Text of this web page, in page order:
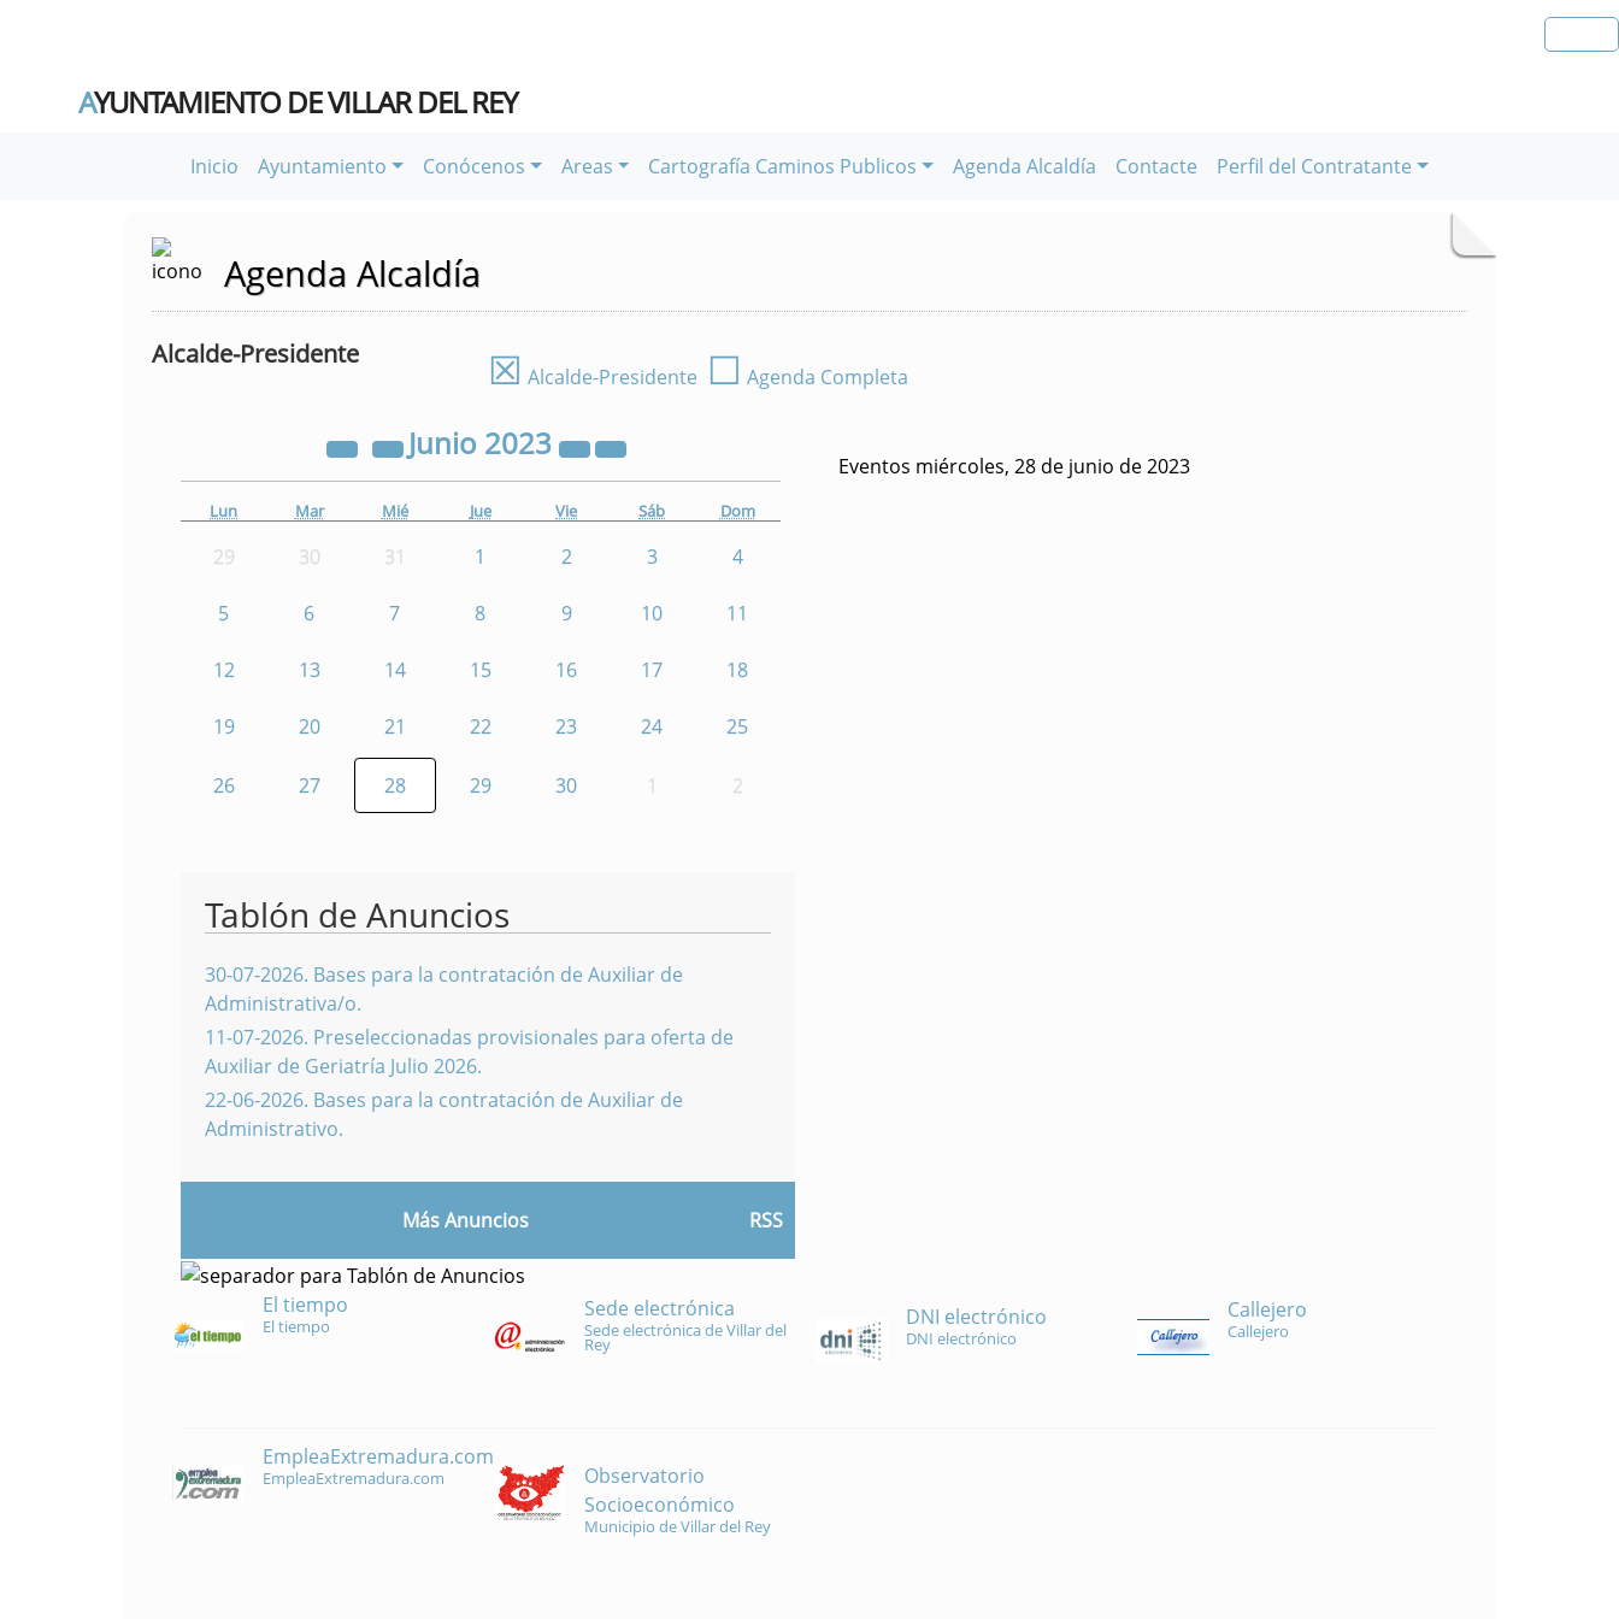
AYUNTAMIENTO DE VILLAR DEL REY
Inicio Ayuntamiento Conócenos Areas Cartografía Caminos Publicos Agenda Alcaldía Contacte Perfil del Contratante
Agenda Alcaldía
Alcalde-Presidente ☒ Alcalde-Presidente ☐ Agenda Completa
Junio 2023
Lun Mar Mié Jue Vie Sáb Dom
29 30 31 1 2 3 4
5 6 7 8 9 10 11
12 13 14 15 16 17 18
19 20 21 22 23 24 25
26 27 28 29 30 1 2
Eventos miércoles, 28 de junio de 2023
Tablón de Anuncios
30-07-2026. Bases para la contratación de Auxiliar de
Administrativa/o.
11-07-2026. Preseleccionadas provisionales para oferta de
Auxiliar de Geriatría Julio 2026.
22-06-2026. Bases para la contratación de Auxiliar de
Administrativo.
Más Anuncios RSS
El tiempo
El tiempo
Sede electrónica
Sede electrónica de Villar del
Rey
DNI electrónico
DNI electrónico
Callejero
Callejero
EmpleaExtremadura.com
EmpleaExtremadura.com
Observatorio
Socioeconómico
Municipio de Villar del Rey